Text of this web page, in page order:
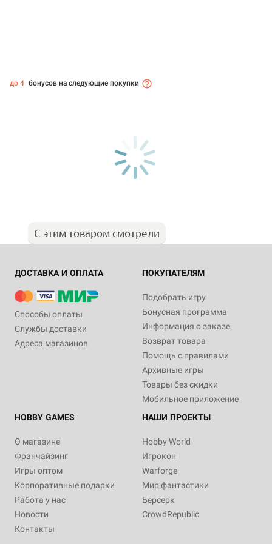
до 4 бонусов на следующие покупки
С этим товаром смотрели
ДОСТАВКА И ОПЛАТА
Способы оплаты
Службы доставки
Адреса магазинов
ПОКУПАТЕЛЯМ
Подобрать игру
Бонусная программа
Информация о заказе
Возврат товара
Помощь с правилами
Архивные игры
Товары без скидки
Мобильное приложение
HOBBY GAMES
О магазине
Франчайзинг
Игры оптом
Корпоративные подарки
Работа у нас
Новости
Контакты
НАШИ ПРОЕКТЫ
Hobby World
Игрокон
Warforge
Мир фантастики
Берсерк
CrowdRepublic